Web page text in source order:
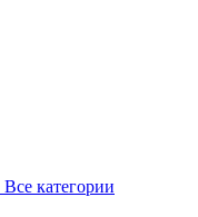
Все категории